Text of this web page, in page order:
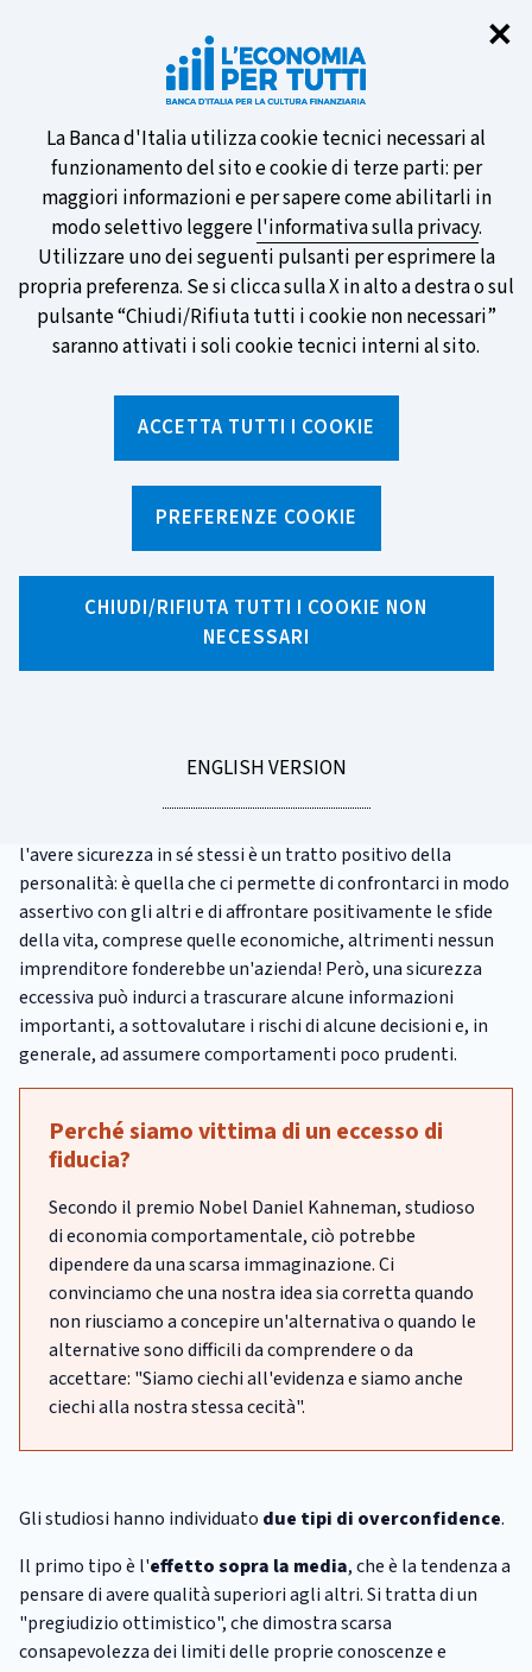
✕
Informativa
sui
cookie
La Banca d'Italia utilizza cookie tecnici necessari al
funzionamento del sito e cookie di terze parti: per
maggiori informazioni e per sapere come abilitarli in
modo selettivo leggerel'informativa sulla privacy.
Utilizzare uno dei seguenti pulsanti per esprimere la
propria preferenza. Se si clicca sulla X in alto a destra o sul
pulsante “Chiudi/Rifiuta tutti i cookie non necessari”
saranno attivati i soli cookie tecnici interni al sito.
ACCETTA TUTTI I COOKIE
PREFERENZE COOKIE
CHIUDI/RIFIUTA TUTTI I COOKIE NON
NECESSARI
GO
ENGLISH VERSION
Partecipa al sondaggio della BCE
sulle nuove banconote e vota la tua
preferita!
SCOPRI DI PIÙ
Facebook
LinkedinWhatsApp
Email
L'eccesso di fiducia
(overconfidence)
conoscenze e capacità si chiamaeccesso di fiducia
l'avere sicurezza in sé stessi è un tratto positivo della
personalità: è quella che ci permette di confrontarci in modo
assertivo con gli altri e di affrontare positivamente le sfide
della vita, comprese quelle economiche, altrimenti nessun
imprenditore fonderebbe un'azienda! Però, una sicurezza
eccessiva può indurci a trascurare alcune informazioni
importanti, a sottovalutare i rischi di alcune decisioni e, in
generale, ad assumere comportamenti poco prudenti.
Perché siamo vittima di un eccesso di
fiducia?
Secondo il premio Nobel Daniel Kahneman, studioso
di economia comportamentale, ciò potrebbe
dipendere da una scarsa immaginazione. Ci
convinciamo che una nostra idea sia corretta quando
non riusciamo a concepire un'alternativa o quando le
alternative sono difficili da comprendere o da
accettare: "Siamo ciechi all'evidenza e siamo anche
ciechi alla nostra stessa cecità".
Gli studiosi hanno individuato due tipi di overconfidence.
Il primo tipo è l'effetto sopra la media, che è la tendenza a
pensare di avere qualità superiori agli altri. Si tratta di un
"pregiudizio ottimistico", che dimostra scarsa
consapevolezza dei limiti delle proprie conoscenze e